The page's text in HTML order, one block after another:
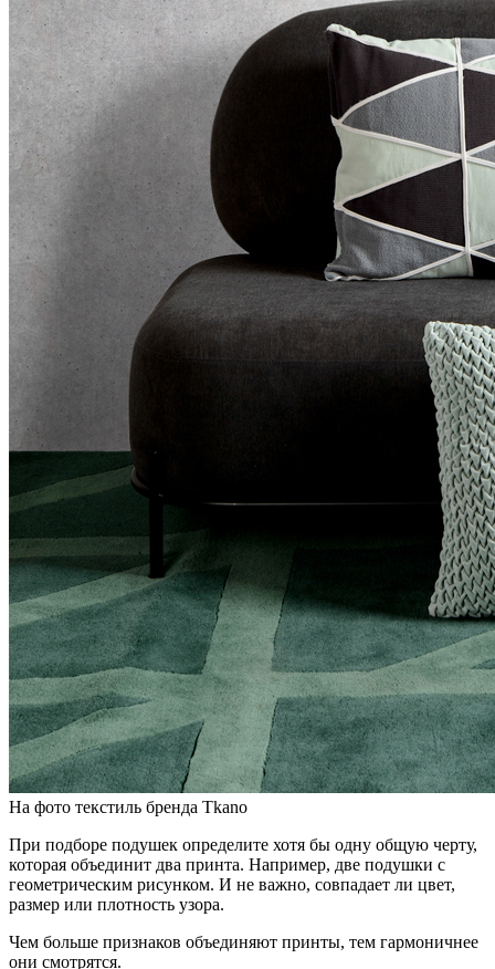
На фото текстиль бренда Tkano
При подборе подушек определите хотя бы одну общую черту,
которая объединит два принта. Например, две подушки с
геометрическим рисунком. И не важно, совпадает ли цвет,
размер или плотность узора.
Чем больше признаков объединяют принты, тем гармоничнее
они смотрятся.